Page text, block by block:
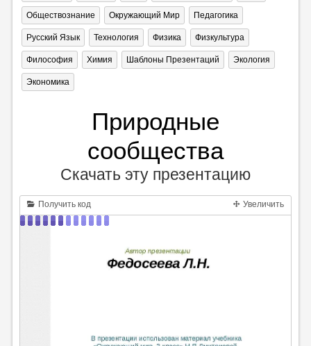
Обществознание Окружающий Мир Педагогика
Русский Язык Технология Физика Физкультура
Философия Химия Шаблоны Презентаций Экология
Экономика
Природные
сообщества
Скачать эту презентацию
Получить код Увеличить